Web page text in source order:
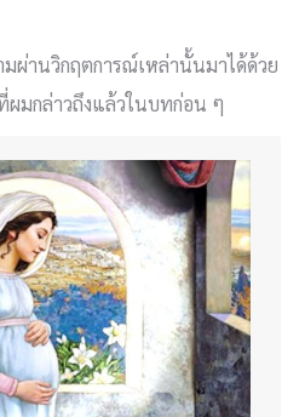
ผ่านวิกฤตการณ์เหล่านั้นมาได้ด้วย
ผมกล่าวถึงแล้วในบทก่อน ๆ